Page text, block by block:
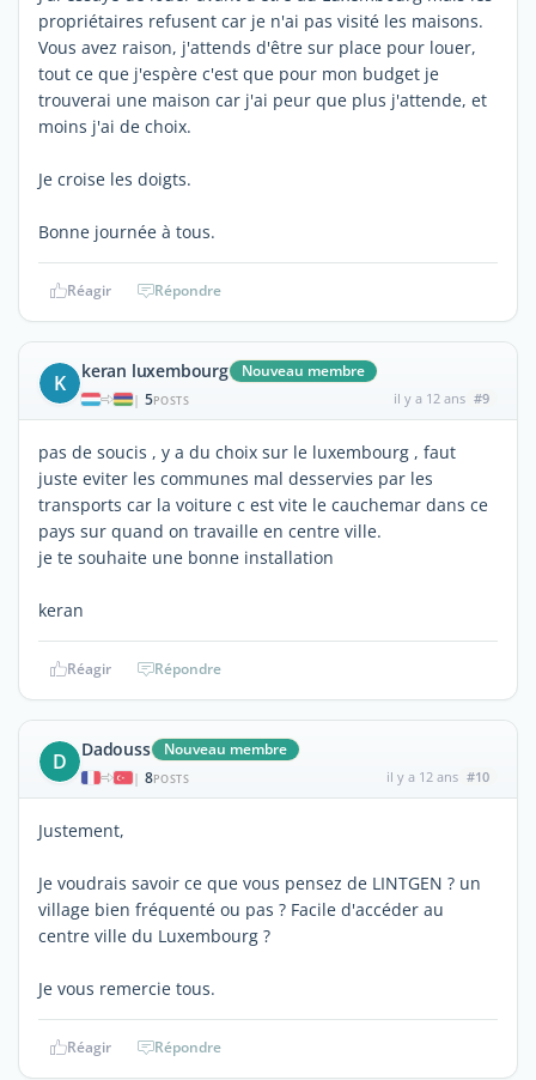
propriétaires refusent car je n'ai pas visité les maisons.
Vous avez raison, j'attends d'être sur place pour louer,
tout ce que j'espère c'est que pour mon budget je
trouverai une maison car j'ai peur que plus j'attende, et
moins j'ai de choix.
Je croise les doigts.
Bonne journée à tous.
Réagir Répondre
K keran luxembourg Nouveau membre
| 5POSTS il y a 12 ans #9
pas de soucis , y a du choix sur le luxembourg , faut
juste eviter les communes mal desservies par les
transports car la voiture c est vite le cauchemar dans ce
pays sur quand on travaille en centre ville.
je te souhaite une bonne installation
keran
Réagir Répondre
D Dadouss Nouveau membre
| 8POSTS il y a 12 ans #10
Justement,
Je voudrais savoir ce que vous pensez de LINTGEN ? un
village bien fréquenté ou pas ? Facile d'accéder au
centre ville du Luxembourg ?
Je vous remercie tous.
Réagir Répondre